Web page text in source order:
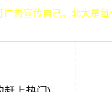
告宣传自己，北大是